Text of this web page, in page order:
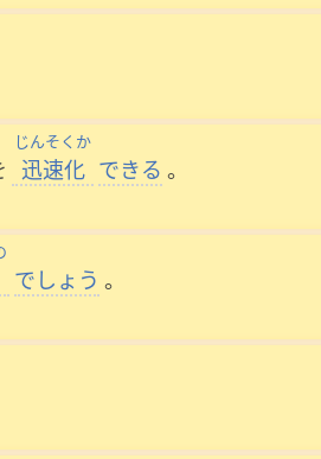
じんそくか
迅速化 できる 。
でしょう 。